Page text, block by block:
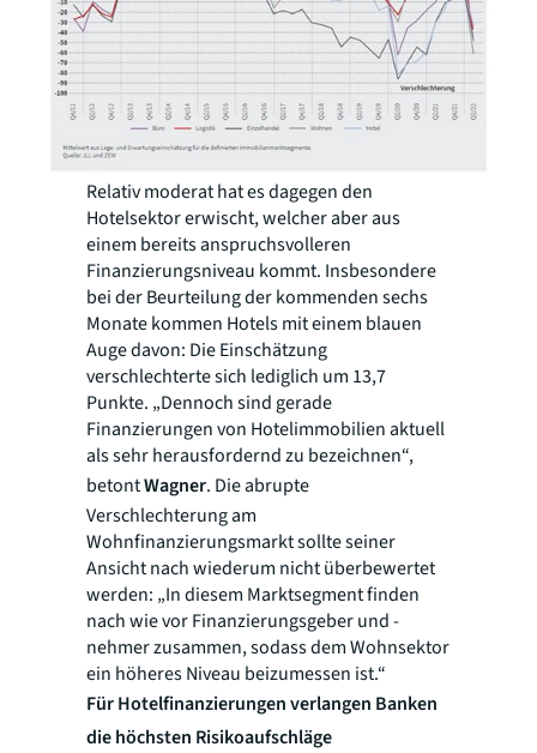
Relativ moderat hat es dagegen den
Hotelsektor erwischt, welcher aber aus
einem bereits anspruchsvolleren
Finanzierungsniveau kommt. Insbesondere
bei der Beurteilung der kommenden sechs
Monate kommen Hotels mit einem blauen
Auge davon: Die Einschätzung
verschlechterte sich lediglich um 13,7
Punkte. „Dennoch sind gerade
Finanzierungen von Hotelimmobilien aktuell
als sehr herausfordernd zu bezeichnen“,
betontWagner. Die abrupte
Verschlechterung am
Wohnfinanzierungsmarkt sollte seiner
Ansicht nach wiederum nicht überbewertet
werden: „In diesem Marktsegment finden
nach wie vor Finanzierungsgeber und -
nehmer zusammen, sodass dem Wohnsektor
ein höheres Niveau beizumessen ist.“
Für Hotelfinanzierungen verlangen Banken
die höchsten Risikoaufschläge